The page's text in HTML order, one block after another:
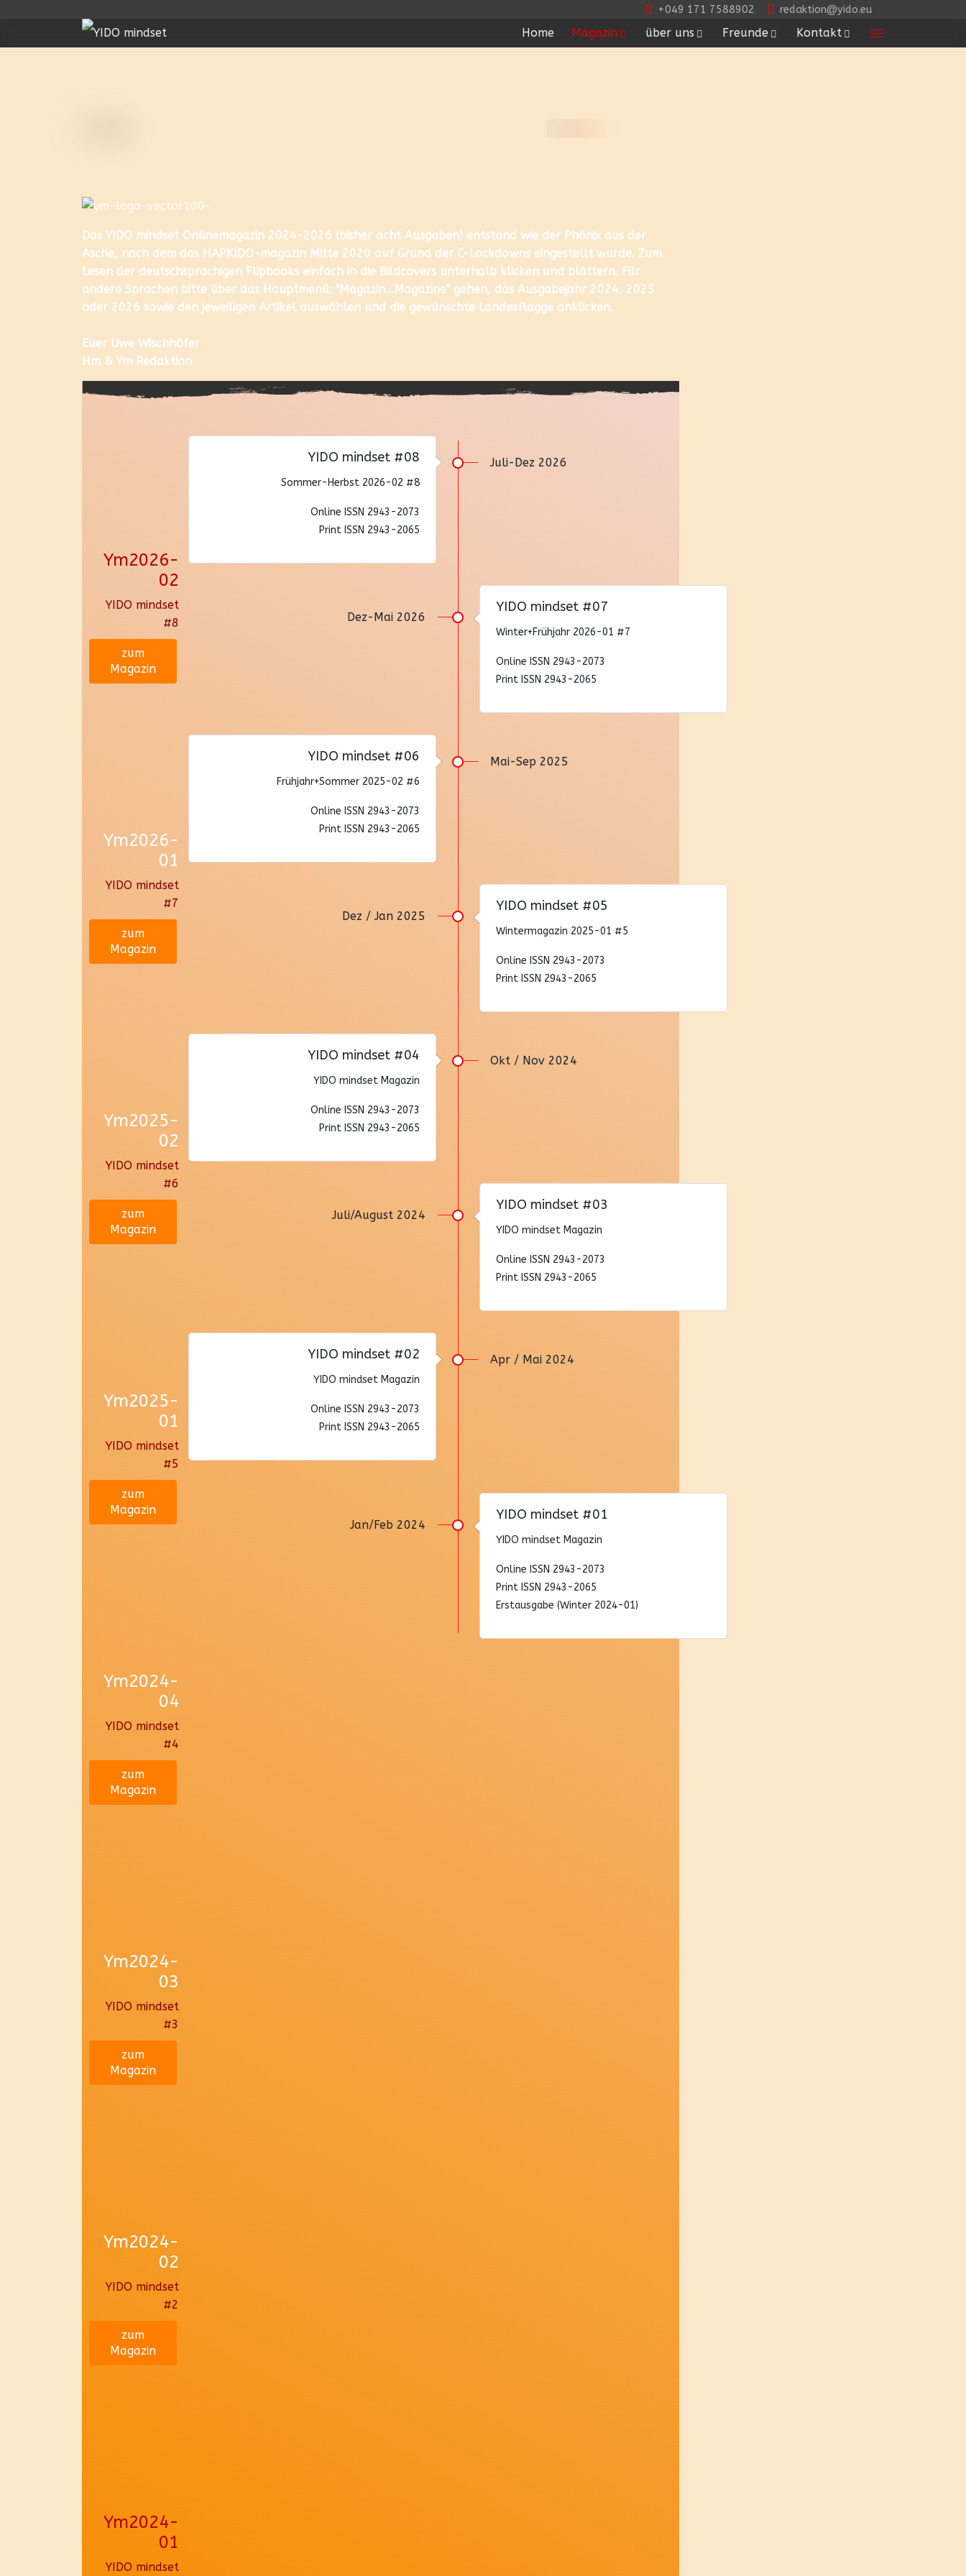
+049 171 7588902 redaktion@yido.eu
Home Magazin über uns Freunde Kontakt
Das YIDO mindset Onlinemagazin 2024-2026 (bisher acht Ausgaben) entstand wie der Phönix aus der
Asche, nach dem das HAPKIDO-magazin Mitte 2020 auf Grund der C-Lockdowns eingestellt wurde. Zum
Lesen der deutschsprachigen Flipbooks einfach in die Bildcovers unterhalb klicken und blättern. Für
andere Sprachen bitte über das Hauptmenü: "Magazin...Magazine" gehen, das Ausgabejahr 2024, 2025
oder 2026 sowie den jeweiligen Artikel auswählen und die gewünschte Landesflagge anklicken.
Euer Uwe Wischhöfer
Hm & Ym Redaktion
Ym2026-
02
YIDO mindset
#8
zum
Magazin
Ym2026-
01
YIDO mindset
#7
zum
Magazin
Ym2025-
02
YIDO mindset
#6
zum
Magazin
Ym2025-
01
YIDO mindset
#5
zum
Magazin
Ym2024-
04
YIDO mindset
#4
zum
Magazin
Ym2024-
03
YIDO mindset
#3
zum
Magazin
Ym2024-
02
YIDO mindset
#2
zum
Magazin
Ym2024-
01
YIDO mindset
YIDO mindset #08
Sommer-Herbst 2026-02 #8
Online ISSN 2943-2073
Print ISSN 2943-2065
Juli-Dez 2026
Dez-Mai 2026
YIDO mindset #07
Winter+Frühjahr 2026-01 #7
Online ISSN 2943-2073
Print ISSN 2943-2065
YIDO mindset #06
Frühjahr+Sommer 2025-02 #6
Online ISSN 2943-2073
Print ISSN 2943-2065
Mai-Sep 2025
Dez / Jan 2025
YIDO mindset #05
Wintermagazin 2025-01 #5
Online ISSN 2943-2073
Print ISSN 2943-2065
YIDO mindset #04
YIDO mindset Magazin
Online ISSN 2943-2073
Print ISSN 2943-2065
Okt / Nov 2024
Juli/August 2024
YIDO mindset #03
YIDO mindset Magazin
Online ISSN 2943-2073
Print ISSN 2943-2065
YIDO mindset #02
YIDO mindset Magazin
Online ISSN 2943-2073
Print ISSN 2943-2065
Apr / Mai 2024
Jan/Feb 2024
YIDO mindset #01
YIDO mindset Magazin
Online ISSN 2943-2073
Print ISSN 2943-2065
Erstausgabe (Winter 2024-01)